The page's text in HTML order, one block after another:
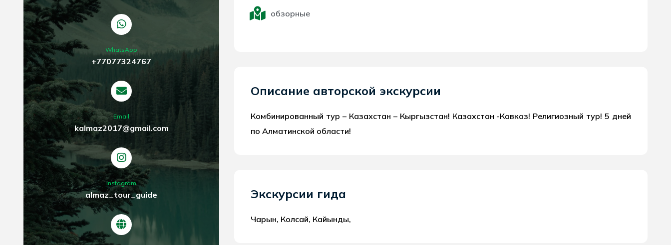
WhatsApp
+77077324767
Email
kalmaz2017@gmail.com
Instagram
almaz_tour_guide
обзорные
Описание авторской экскурсии
Комбинированный тур – Казахстан – Кыргызстан! Казахстан -Кавказ! Религиозный тур! 5 дней
по Алматинской области!
Экскурсии гида
Чарын, Колсай, Кайынды,